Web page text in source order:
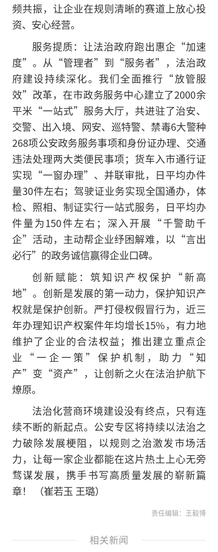
频共振，让企业在规则清晰的赛道上放心投
资、安心经营。
服务提质：让法治政府跑出惠企“加速
度”。从“管理者”到“服务者”，法治政
府建设持续深化。我们全面推行“放管服
效”改革，在市政务服务中心建立了2000余
平米“一站式”服务大厅，共进驻了治安、
交警、出入境、网安、巡特警、禁毒6大警种
268项公安政务服务事项和身份证办理、交通
违法处理两大类便民事项；货车入市通行证
实现“一窗办理”、并联审批，日平均办件
量30件左右；驾驶证业务实现全国通办，体
检、照相、制证实行一站式服务，日平均办
件量为150件左右；深入开展“千警助千
企”活动，主动帮企业纾困解难，以“言出
必行”的政务诚信赢得企业口碑。
创新赋能：筑知识产权保护“新高
地”。创新是发展的第一动力，保护知识产
权就是保护创新。严打侵权假冒行为，近三
年办理知识产权案件年均增长15%，有力地
维护了企业的合法权益；推出建立重点企
业“一企一策”保护机制，助力“知
产”变“资产”，让创新之火在法治护航下
燎原。
法治化营商环境建设没有终点，只有连
续不断的新起点。公安专区将持续以法治之
力破除发展梗阻，以规则之治激发市场活
力，让每一家企业都能在这片热土上心无旁
骛谋发展，携手书写高质量发展的崭新篇
章！ （崔若玉 王璐）
责任编辑：王毅博
相关新闻